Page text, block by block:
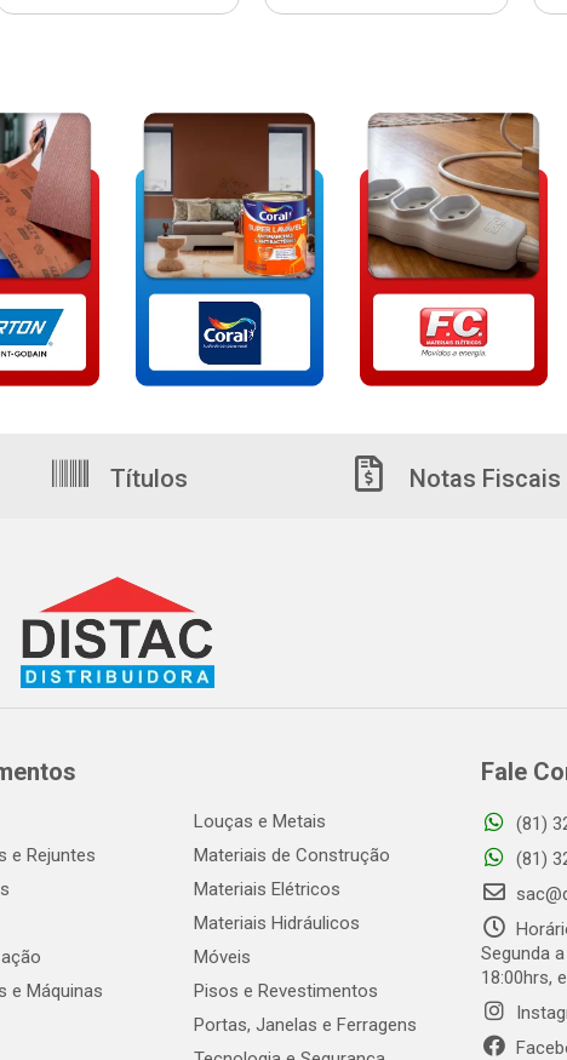
Títulos Notas Fiscais
e Rejuntes
e Máquinas
Louças e Metais
Materiais de Construção
Materiais Elétricos
Materiais Hidráulicos
Móveis
Pisos e Revestimentos
Portas, Janelas e Ferragens
Fale
(81)
(81)
Segunda
18:00hrs,